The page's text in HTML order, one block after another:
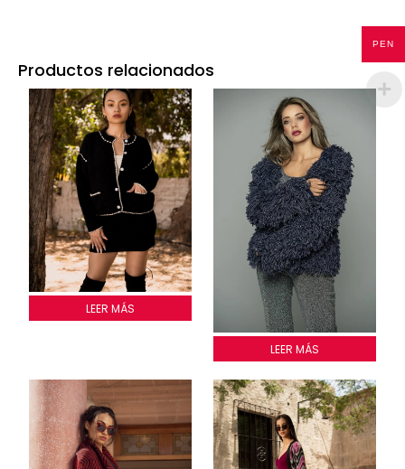
Productos relacionados
SACO CROCHITAS
LEER MÁS
Saco con flecos
LEER MÁS
PEN